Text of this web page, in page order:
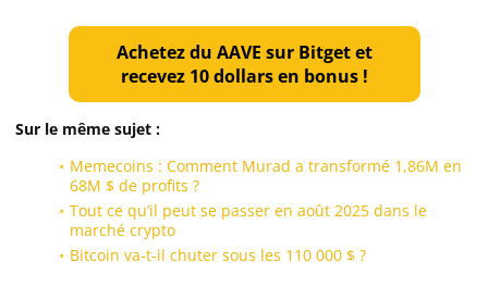
Achetez du AAVE sur Bitget et
recevez 10 dollars en bonus !
Sur le même sujet :
Memecoins : Comment Murad a transformé 1,86M en
68M $ de profits ?
Tout ce qu’il peut se passer en août 2025 dans le
marché crypto
Bitcoin va-t-il chuter sous les 110 000 $ ?